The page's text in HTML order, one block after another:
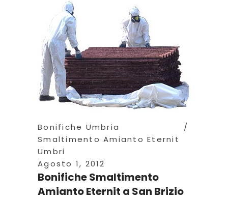
Bonifiche Umbria
Smaltimento Amianto Eternit
Umbri
Agosto 1, 2012
Bonifiche Smaltimento
Amianto Eternit a San Brizio